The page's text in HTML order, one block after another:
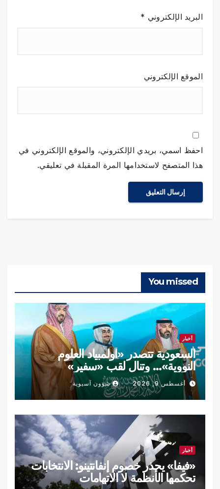
البريد الإلكتروني *
الموقع الإلكتروني
احفظ اسمي، بريدي الإلكتروني، والموقع الإلكتروني في
هذا المتصفح لاستخدامها المرة المقبلة في تعليقي.
You missed
أخبار
السعودية تتصدر «أولمبياد العلوم
النووية»… وتنال لقب «سفير»
أغسطس 9, 2026 شؤون آسيوية
أخبار
«فيفا» يحذر خصوم إنفانتينو: الانتخابات
تحكمها الأنظمة لا الاتهامات